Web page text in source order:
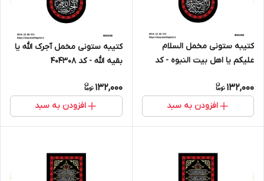
کتیبه ستونی مخمل السلام
علیکم یا اهل بیت النبوه - کد
132,000
افزودن به سبد
کتیبه ستونی مخمل آجرک الله یا
بقیه الله - کد 404308
132,000
افزودن به سبد